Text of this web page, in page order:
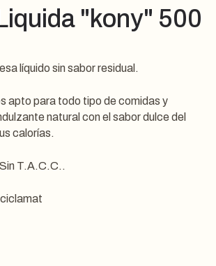
"kony" 500
líquido sin sabor residual.
apto para todo tipo de comidas y
natural con el sabor dulce del
calorías.
T.A.C.C..